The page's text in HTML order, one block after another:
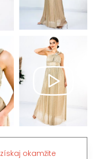
okamžite